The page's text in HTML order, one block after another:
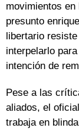
movimientos
presunto
libertario
interpelarlo
intención de
Pese a las
aliados, el
trabaja en